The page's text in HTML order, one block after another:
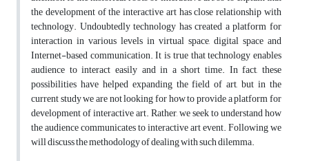
the development of the interactive art has close relationship with
technology. Undoubtedly technology has created a platform for
interaction in various levels in virtual space, digital space and
Internet-based communication. It is true that technology enables
audience to interact easily and in a short time. In fact, these
possibilities have helped expanding the field of art, but in the
current study we are not looking for how to provide a platform for
development of interactive art. Rather, we seek to understand how
the audience communicates to interactive art event. Following we
will discuss the methodology of dealing with such dilemma.